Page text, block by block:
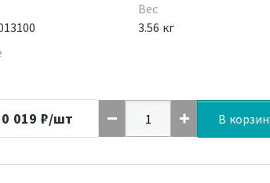
Вес
3.56 кг
019 ₽/шт В